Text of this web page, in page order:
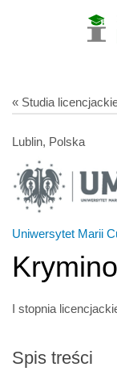
« Studia
Lublin, Polska
Uniwersytet Marii
I stopnia
Spis treści